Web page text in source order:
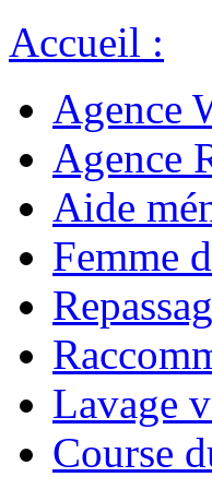
Accueil :
Agence
Agence
Aide
Femme
Lavage
Course